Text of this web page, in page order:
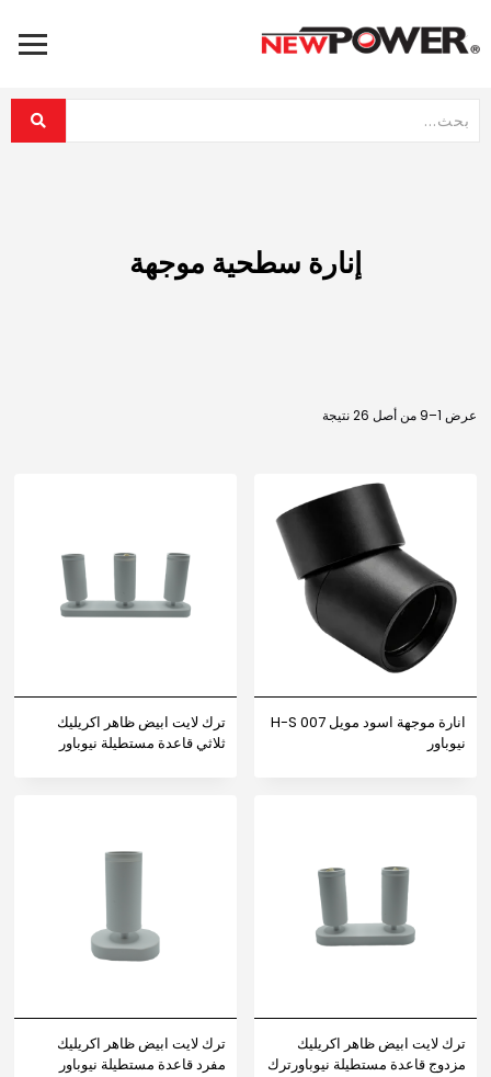
إنارة سطحية موجهة
عرض 1–9 من أصل 26 نتيجة
انارة موجهة اسود مويل H-S 007
نيوباور
ترك لايت ابيض ظاهر اكريليك
ثلاثي قاعدة مستطيلة نيوباور
ترك لايت ابيض ظاهر اكريليك
مزدوج قاعدة مستطيلة نيوباورترك
ترك لايت ابيض ظاهر اكريليك
مفرد قاعدة مستطيلة نيوباور